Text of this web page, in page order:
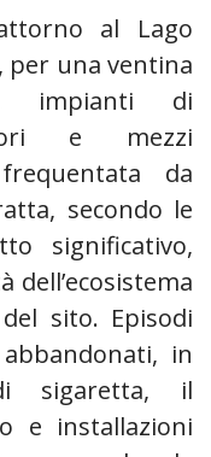
al Lago
per una ventina
impianti di
e mezzi
da
secondo le
significativo,
dell’ecosistema
sito. Episodi
in
sigaretta, il
e installazioni